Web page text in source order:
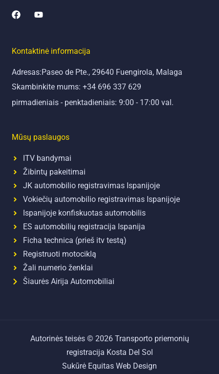
"
F
e
o
o
k
"
"
t
b
e
"
Kontaktinė informacija
Adresas:Paseo de Pte., 29640 Fuengirola, Malaga
Skambinkite mums: +34 696 337 629
pirmadieniais - penktadieniais: 9:00 - 17:00 val.
Mūsų paslaugos
ITV bandymai
Žibintų pakeitimai
JK automobilio registravimas Ispanijoje
Vokiečių automobilio registravimas Ispanijoje
Ispanijoje konfiskuotas automobilis
ES automobilių registracija Ispanija
Ficha technica (prieš itv testą)
Registruoti motociklą
Žali numerio ženklai
Šiaurės Airija Automobiliai
Autorinės teisės © 2026 Transporto priemonių
registracija Kosta Del Sol
Sukūrė Equitas Web Design